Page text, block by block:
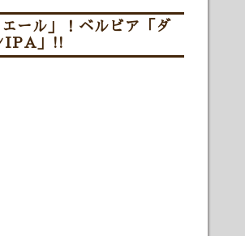
ール」！ベルビア「ダ
IPA」!!